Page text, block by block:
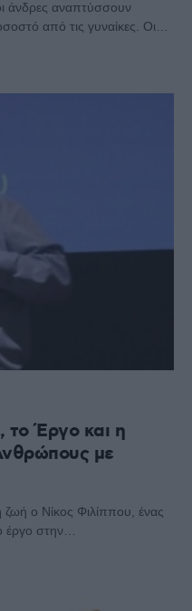
άνδρες αναπτύσσουν
από τις γυναίκες. Οι…
το Έργο και η
με
ζωή ο Νίκος Φιλίππου, ένας
στην…